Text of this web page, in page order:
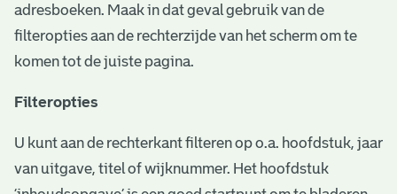
adresboeken. Maak in dat geval gebruik van de
filteropties aan de rechterzijde van het scherm om te
komen tot de juiste pagina.
Filteropties
U kunt aan de rechterkant filteren op o.a. hoofdstuk, jaar
van uitgave, titel of wijknummer. Het hoofdstuk